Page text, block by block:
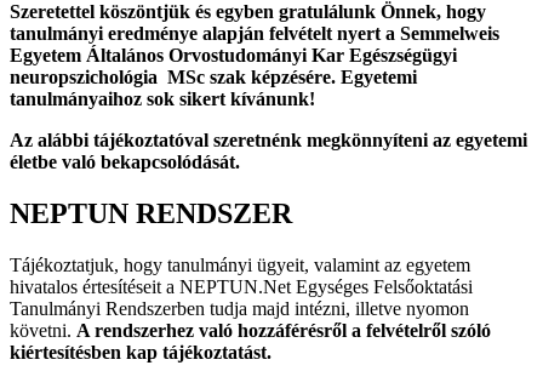
Szeretettel köszöntjük és egyben gratulálunk Önnek, hogy
tanulmányi eredménye alapján felvételt nyert a Semmelweis
Egyetem Általános Orvostudományi Kar Egészségügyi
neuropszichológia MSc szak képzésére. Egyetemi
tanulmányaihoz sok sikert kívánunk!
Az alábbi tájékoztatóval szeretnénk megkönnyíteni az egyetemi
életbe való bekapcsolódását.
NEPTUN RENDSZER
Tájékoztatjuk, hogy tanulmányi ügyeit, valamint az egyetem
hivatalos értesítéseit a NEPTUN.Net Egységes Felsőoktatási
Tanulmányi Rendszerben tudja majd intézni, illetve nyomon
követni. A rendszerhez való hozzáférésről a felvételről szóló
kiértesítésben kap tájékoztatást.